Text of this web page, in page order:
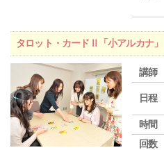
タロット・カードⅡ「小アルカナ
講師
日程
時間
回数